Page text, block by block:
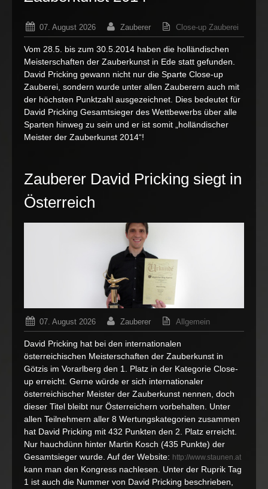
07. August 2026 Zauberer Close-up Zauberei
Kommentare deaktiviert
2014
Vom 28.5. bis zum 30.5.2014 haben die holländischen
Meisterschaften der Zauberkunst in Ede statt gefunden.
David Pricking gewann nicht nur die Sparte Close-up
Zauberei, sondern wurde unter allen Zauberern auch mit
der höchsten Punktzahl ausgezeichnet. Dies bedeutet für
David Pricking Gesamtsieger des Wettbewerbs über alle
Sparten hinweg zu sein und er ist somit „holländischer
Meister der Zauberkunst 2014“!
Zauberer David Pricking siegt in
Österreich
07. August 2026 Zauberer Allgemein
Kommentare deaktiviert
David Pricking hat bei den internationalen
österreichischen Meisterschaften der Zauberkunst in
Götzis im Vorarlberg den 1. Platz in der Kategorie Close-
up erreicht. Gerne würde er sich internationaler
österreichischer Meister der Zauberkunst nennen, doch
dieser Titel bleibt nur Österreichern vorbehalten. Unter
allen Teilnehmern aller 8 Wertungskategorien zusammen
hat David Pricking mit 432 Punkten den 2. Platz erreicht.
Nur hauchdünn hinter Martin Kosch (435 Punkte) der
Gesamtsieger wurde. Auf der Website: http://www.staunen.at
kann man den Kongress nachlesen. Unter der Ruprik Tag
1 ist auch die Nummer von David Pricking beschrieben,